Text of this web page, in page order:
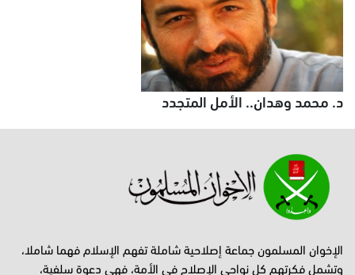
د. محمد وهدان.. الأمل المتجدد
الإخوان المسلمون جماعة إصلاحية شاملة تفهم الإسلام فهما شاملا،
وتشمل فكرتهم كل نواحي الإصلاح في الأمة، فهي دعوة سلفية،